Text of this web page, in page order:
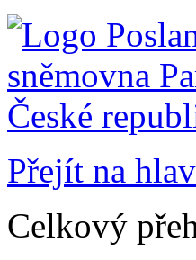
Přejít na
Celkový